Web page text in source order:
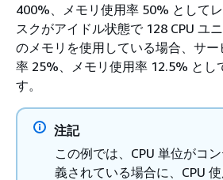
400%、メモリ使用率 50% として
スクがアイドル状態で 128 CPU ユ
のメモリを使用している場合、サー
率 25%、メモリ使用率 12.5% とし
す。
注記
この例では、CPU 単位がコ
義されている場合に、CPU